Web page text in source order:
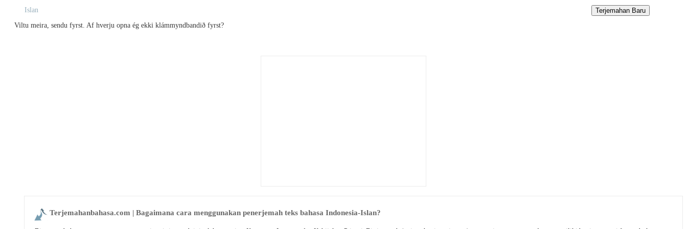
Islan
Viltu meira, sendu fyrst. Af hverju opna ég ekki klámmyndbandið fyrst?
Terjemahanbahasa.com | Bagaimana cara menggunakan penerjemah teks bahasa Indonesia-Islan?